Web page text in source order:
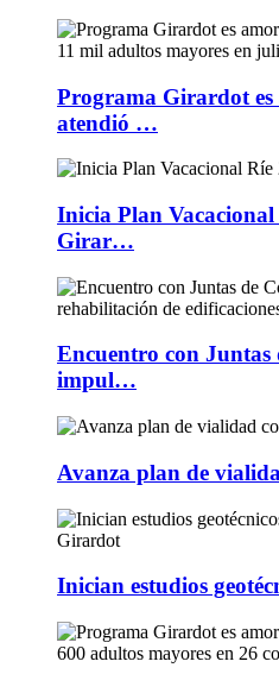
Programa Girardot
atendió …
Inicia Plan Vacacional
Girar…
Encuentro con Juntas
impul…
Avanza plan de
Inician estudios